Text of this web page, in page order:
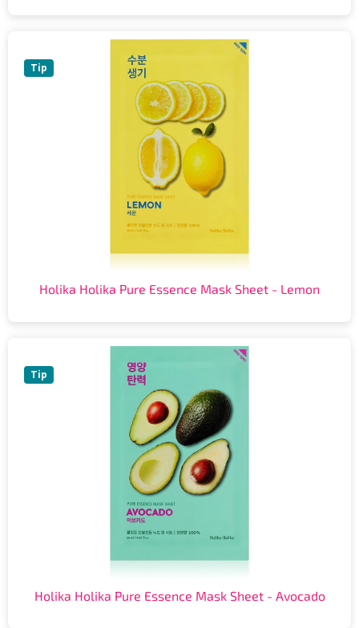
Tip
Holika Holika Pure Essence Mask Sheet - Lemon
Tip
Holika Holika Pure Essence Mask Sheet - Avocado